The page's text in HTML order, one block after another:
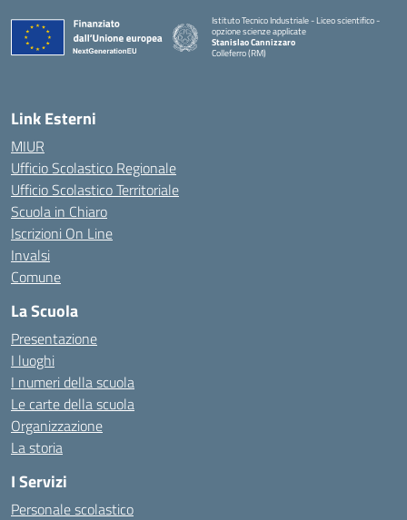
Istituto Tecnico Industriale - Liceo scientifico -
opzione scienze applicate
Stanislao Cannizzaro
Colleferro (RM)
Link Esterni
MIUR
Ufficio Scolastico Regionale
Ufficio Scolastico Territoriale
Scuola in Chiaro
Iscrizioni On Line
Invalsi
Comune
La Scuola
Presentazione
I luoghi
I numeri della scuola
Le carte della scuola
Organizzazione
La storia
I Servizi
Personale scolastico